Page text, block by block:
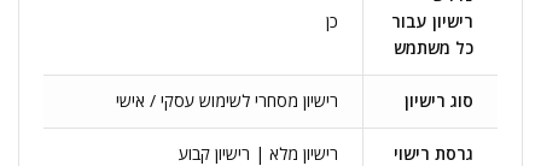
רישיון עבור
כל משתמש
כן
סוג רישיון רישיון מסחרי לשימוש עסקי / אישי
גרסת רישוי רישיון מלא | רישיון קבוע